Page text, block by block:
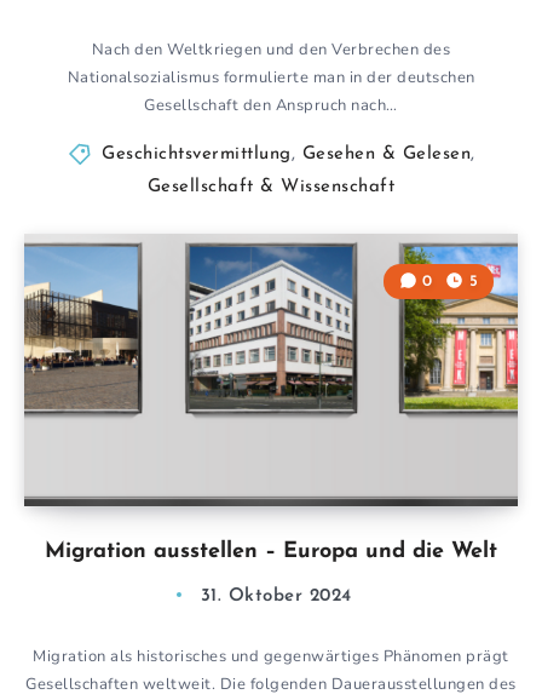
Nach den Weltkriegen und den Verbrechen des
Nationalsozialismus formulierte man in der deutschen
Gesellschaft den Anspruch nach…
Geschichtsvermittlung , Gesehen & Gelesen,
Gesellschaft & Wissenschaft
Migration ausstellen – Europa und die Welt
0 5
31. Oktober 2024
Migration als historisches und gegenwärtiges Phänomen prägt
Gesellschaften weltweit. Die folgenden Dauerausstellungen des